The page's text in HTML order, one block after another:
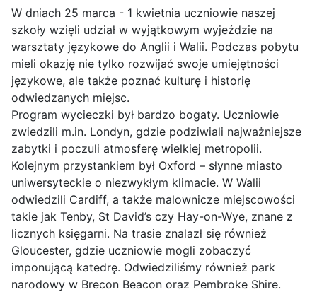
W dniach 25 marca - 1 kwietnia uczniowie naszej
szkoły wzięli udział w wyjątkowym wyjeździe na
warsztaty językowe do Anglii i Walii. Podczas pobytu
mieli okazję nie tylko rozwijać swoje umiejętności
językowe, ale także poznać kulturę i historię
odwiedzanych miejsc.
Program wycieczki był bardzo bogaty. Uczniowie
zwiedzili m.in. Londyn, gdzie podziwiali najważniejsze
zabytki i poczuli atmosferę wielkiej metropolii.
Kolejnym przystankiem był Oxford – słynne miasto
uniwersyteckie o niezwykłym klimacie. W Walii
odwiedzili Cardiff, a także malownicze miejscowości
takie jak Tenby, St David’s czy Hay-on-Wye, znane z
licznych księgarni. Na trasie znalazł się również
Gloucester, gdzie uczniowie mogli zobaczyć
imponującą katedrę. Odwiedziliśmy również park
narodowy w Brecon Beacon oraz Pembroke Shire.